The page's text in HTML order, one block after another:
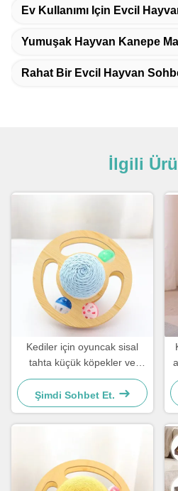
Ev Kullanımı Için Evcil
Yumuşak Hayvan Kanepe
Rahat Bir Evcil Hayvan
İlgili
Kediler için oyuncak sisal
tahta küçük köpekler ve
kediler için basit ve pratik
Şimdi Sohbet Et.